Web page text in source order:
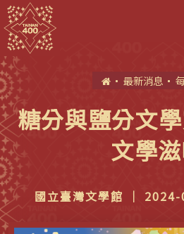
首 最新消息
糖分與鹽分文
文學
國立臺灣文學館 ｜